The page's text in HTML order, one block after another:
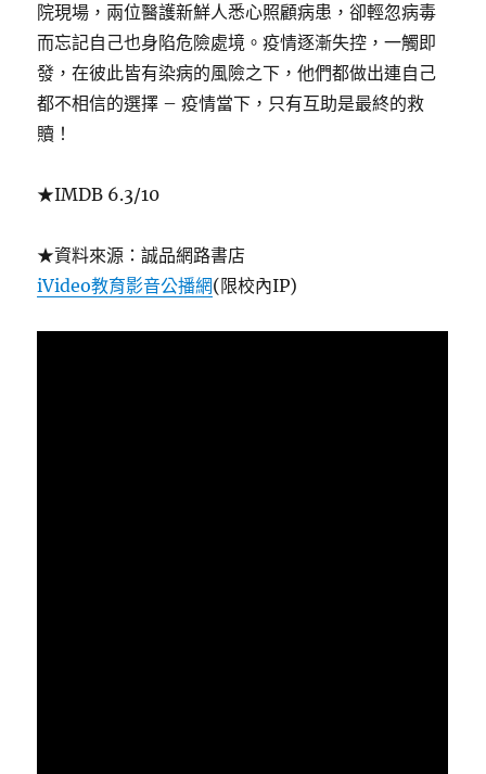
院現場，兩位醫護新鮮人悉心照顧病患，卻輕忽病毒
而忘記自己也身陷危險處境。疫情逐漸失控，一觸即
發，在彼此皆有染病的風險之下，他們都做出連自己
都不相信的選擇 – 疫情當下，只有互助是最終的救
贖！
★IMDB 6.3/10
★資料來源：誠品網路書店
iVideo教育影音公播網(限校內IP)